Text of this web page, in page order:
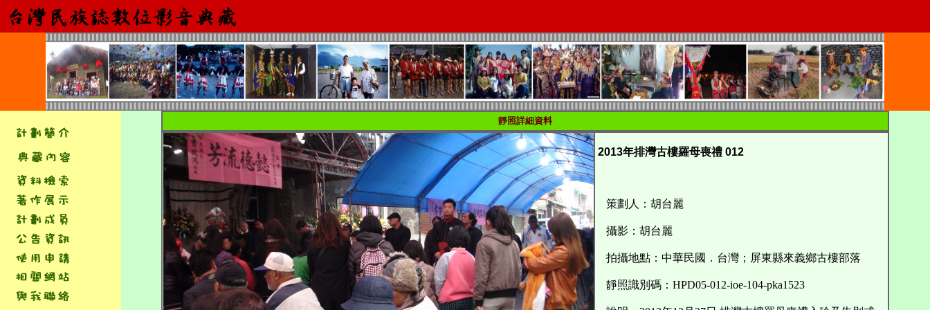
靜照詳細資料
2013年排灣古樓羅母喪禮 012
策劃人：胡台麗
攝影：胡台麗
拍攝地點：中華民國．台灣；屏東縣來義鄉古樓部落
靜照識別碼：HPD05-012-ioe-104-pka1523